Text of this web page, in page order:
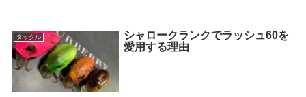
タックル
シャロークランクでラッシュ60を
愛用する理由